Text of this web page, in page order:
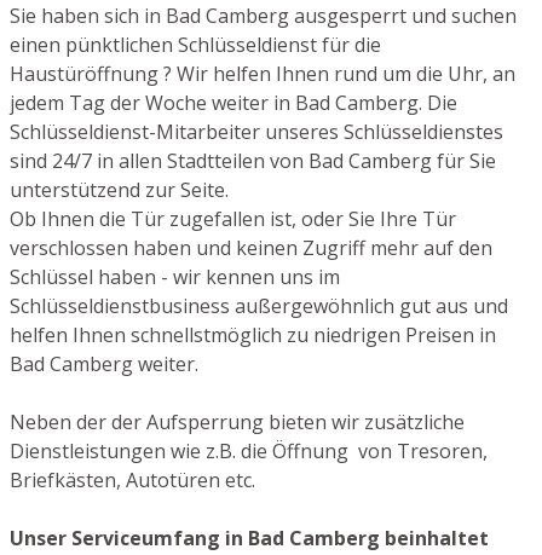
Sie haben sich in Bad Camberg ausgesperrt und suchen
einen pünktlichen Schlüsseldienst für die
Haustüröffnung ? Wir helfen Ihnen rund um die Uhr, an
jedem Tag der Woche weiter in Bad Camberg. Die
Schlüsseldienst-Mitarbeiter unseres Schlüsseldienstes
sind 24/7 in allen Stadtteilen von Bad Camberg für Sie
unterstützend zur Seite.
Ob Ihnen die Tür zugefallen ist, oder Sie Ihre Tür
verschlossen haben und keinen Zugriff mehr auf den
Schlüssel haben - wir kennen uns im
Schlüsseldienstbusiness außergewöhnlich gut aus und
helfen Ihnen schnellstmöglich zu niedrigen Preisen in
Bad Camberg weiter.
Neben der der Aufsperrung bieten wir zusätzliche
Dienstleistungen wie z.B. die Öffnung von Tresoren,
Briefkästen, Autotüren etc.
Unser Serviceumfang in Bad Camberg beinhaltet